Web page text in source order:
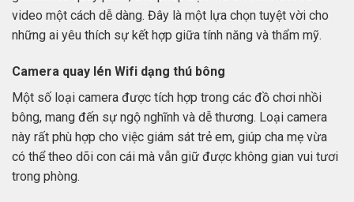
video một cách dễ dàng. Đây là một lựa chọn tuyệt vời cho
những ai yêu thích sự kết hợp giữa tính năng và thẩm mỹ.
Camera quay lén Wifi dạng thú bông
Một số loại camera được tích hợp trong các đồ chơi nhồi
bông, mang đến sự ngộ nghĩnh và dễ thương. Loại camera
này rất phù hợp cho việc giám sát trẻ em, giúp cha mẹ vừa
có thể theo dõi con cái mà vẫn giữ được không gian vui tươi
trong phòng.